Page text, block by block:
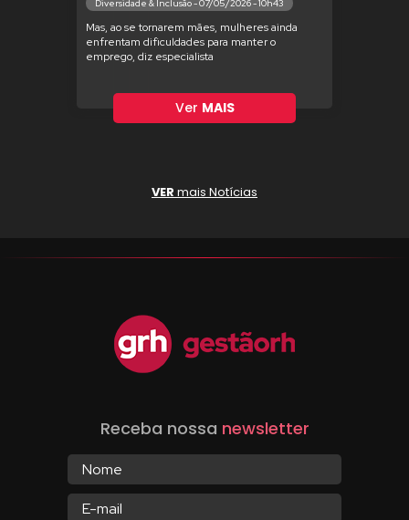
Diversidade & Inclusão - 07/05/2026 - 10h43
Mas, ao se tornarem mães, mulheres ainda
enfrentam dificuldades para manter o
emprego, diz especialista
Ver MAIS
VER mais Notícias
Receba nossa newsletter